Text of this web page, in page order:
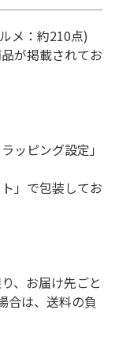
メ：約210点)
が掲載されてお
ッピング設定」
」で包装してお
、お届け先ごと
合は、送料の負